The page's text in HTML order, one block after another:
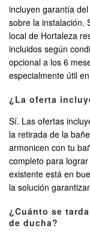
incluyen garantía
sobre la instalación.
local de Hortaleza
incluidos según
opcional a los 6
especialmente útil
¿La oferta
Sí. Las ofertas
la retirada de la
armonicen con tu
completo para
existente está en
la solución
¿Cuánto se
de ducha?